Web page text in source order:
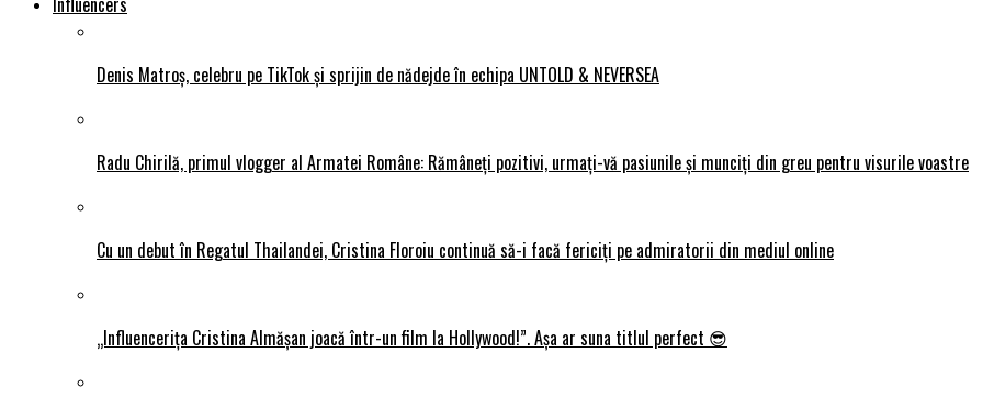
Denis Matroș, celebru pe TikTok și sprijin de nădejde în echipa UNTOLD & NEVERSEA
Radu Chirilă, primul vlogger al Armatei Române: Rămâneți pozitivi, urmați-vă pasiunile și munciți din greu pentru visurile voastre
Cu un debut în Regatul Thailandei, Cristina Floroiu continuă să-i facă fericiți pe admiratorii din mediul online
„Influencerița Cristina Almășan joacă într-un film la Hollywood!”. Așa ar suna titlul perfect 😎